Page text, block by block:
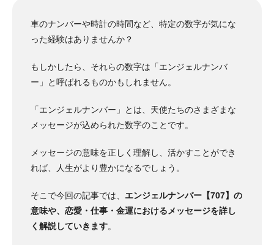
車のナンバーや時計の時間など、特定の数字が気にな
った経験はありませんか？
もしかしたら、それらの数字は「エンジェルナンバ
ー」と呼ばれるものかもしれません。
「エンジェルナンバー」とは、天使たちのさまざまな
メッセージが込められた数字のことです。
メッセージの意味を正しく理解し、活かすことができ
れば、人生がより豊かになるでしょう。
そこで今回の記事では、 エンジェルナンバー【707】の
意味や、恋愛・仕事・金運におけるメッセージを詳し
く解説していきます。